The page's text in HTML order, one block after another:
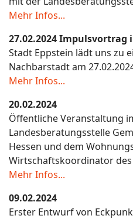
Mehr Infos...
27.02.2024 Impulsvortrag
Stadt Eppstein lädt uns zu
Nachbarstadt am
Mehr Infos...
20.02.2024
Öffentliche Veranstaltung
Landesberatungsstelle
Hessen und dem
Wirtschaftskoordinator des
Mehr Infos...
09.02.2024
Erster Entwurf von